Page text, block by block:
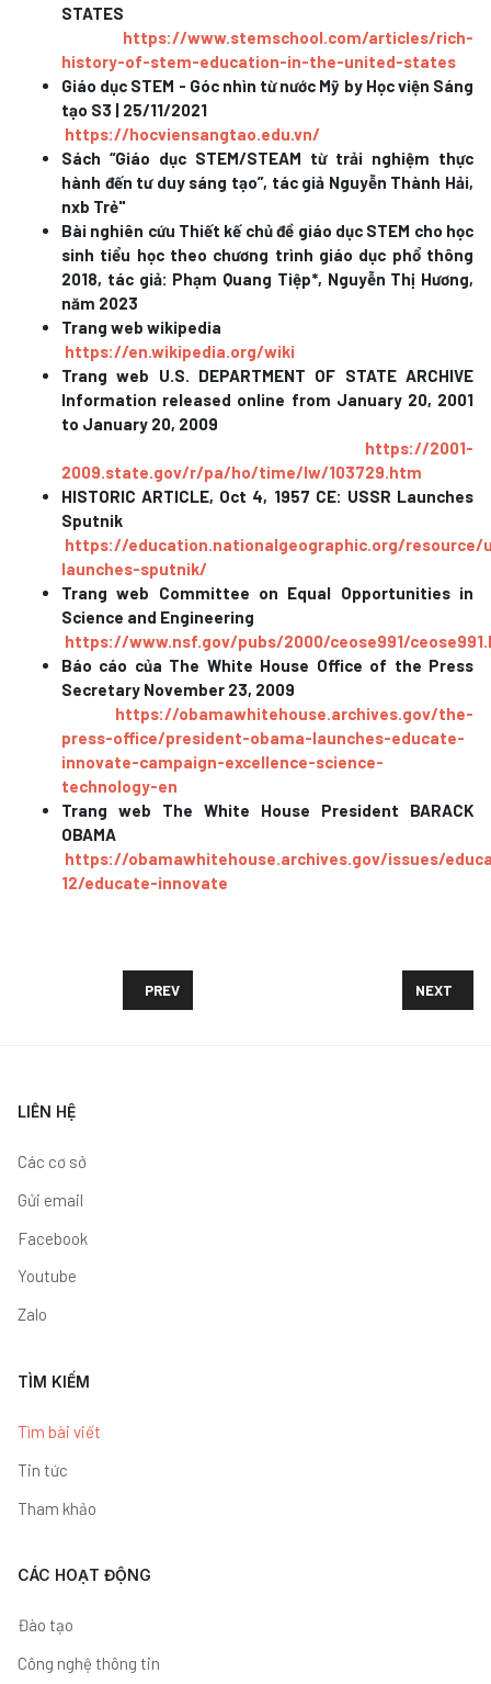
STATES
https://www.stemschool.com/articles/rich-
history-of-stem-education-in-the-united-states
Giáo dục STEM - Góc nhìn từ nước Mỹ by Học viện Sáng
tạo S3 | 25/11/2021
https://hocviensangtao.edu.vn/
Sách “Giáo dục STEM/STEAM từ trải nghiệm thực
hành đến tư duy sáng tạo”, tác giả Nguyễn Thành Hải,
nxb Trẻ"
Bài nghiên cứu Thiết kế chủ đề giáo dục STEM cho học
sinh tiểu học theo chương trình giáo dục phổ thông
2018, tác giả: Phạm Quang Tiệp*, Nguyễn Thị Hương,
năm 2023
Trang web wikipedia
https://en.wikipedia.org/wiki
Trang web U.S. DEPARTMENT OF STATE ARCHIVE
Information released online from January 20, 2001
to January 20, 2009
https://2001-
2009.state.gov/r/pa/ho/time/lw/103729.htm
HISTORIC ARTICLE, Oct 4, 1957 CE: USSR Launches
Sputnik
https://education.nationalgeographic.org/resource/
launches-sputnik/
Trang web Committee on Equal Opportunities in
Science and Engineering
https://www.nsf.gov/pubs/2000/ceose991/
Báo cáo của The White House Office of the Press
Secretary November 23, 2009
https://obamawhitehouse.archives.gov/the-
press-office/president-obama-launches-educate-
innovate-campaign-excellence-science-
technology-en
Trang web The White House President BARACK
OBAMA
https://obamawhitehouse.archives.gov/issues/
12/educate-innovate
PREVIOUS ARTICLE: MÔ HÌNH PHÂN LOẠI VÀ LỘ
PREV NEXT
NEXT
LIÊN HỆ
Các cơ sở
Gửi email
Facebook
Youtube
Zalo
TÌM KIẾM
Tìm bài viết
Tin tức
Tham khảo
CÁC HOẠT ĐỘNG
Đào tạo
Công nghệ thông tin